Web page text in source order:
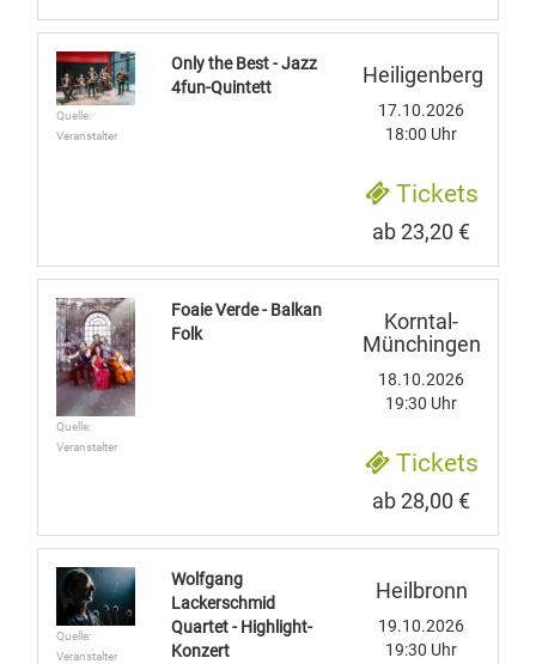
Quelle:
Veranstalter
Only the Best - Jazz
4fun-Quintett
Heiligenberg
17.10.2026
18:00 Uhr
Tickets
ab 23,20 €
Quelle:
Veranstalter
Foaie Verde - Balkan
Folk
Korntal-
Münchingen
18.10.2026
19:30 Uhr
Tickets
ab 28,00 €
Quelle:
Veranstalter
Wolfgang
Lackerschmid
Quartet - Highlight-
Konzert
Heilbronn
19.10.2026
19:30 Uhr